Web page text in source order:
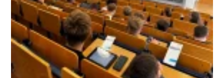
Programm
Wissenswertes für Studierende
Wettbewerbe für Studierende
BLING.BLING.
Kammer Newsletter